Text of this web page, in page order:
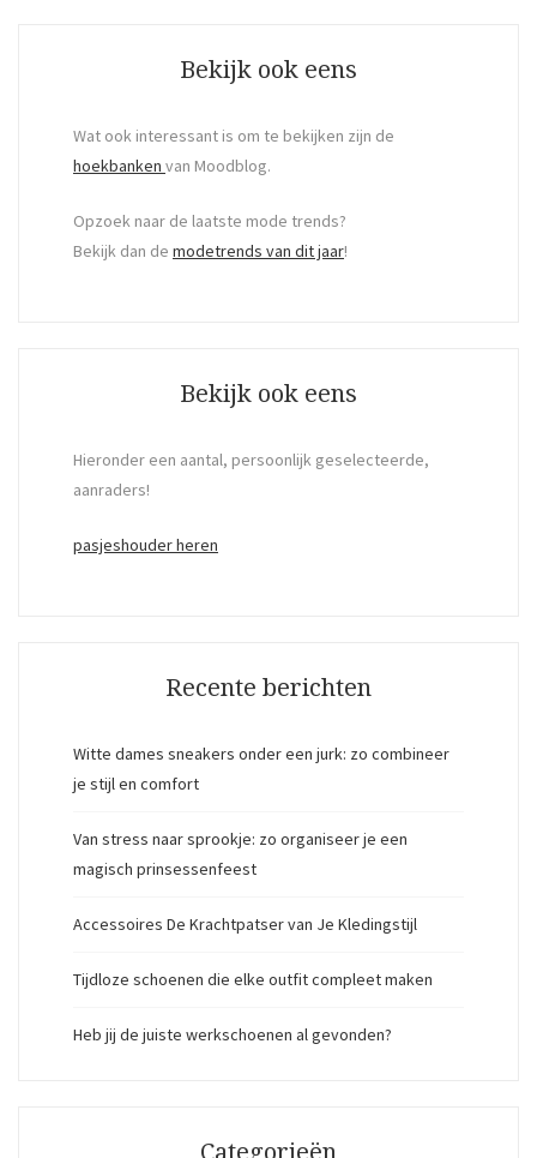
Bekijk ook eens
Wat ook interessant is om te bekijken zijn de
hoekbanken van Moodblog.
Opzoek naar de laatste mode trends?
Bekijk dan de modetrends van dit jaar!
Bekijk ook eens
Hieronder een aantal, persoonlijk geselecteerde,
aanraders!
pasjeshouder heren
Recente berichten
Witte dames sneakers onder een jurk: zo combineer
je stijl en comfort
Van stress naar sprookje: zo organiseer je een
magisch prinsessenfeest
Accessoires De Krachtpatser van Je Kledingstijl
Tijdloze schoenen die elke outfit compleet maken
Heb jij de juiste werkschoenen al gevonden?